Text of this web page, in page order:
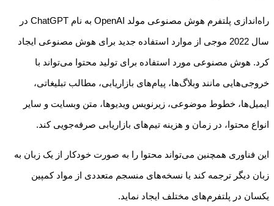
راه‌اندازی پلتفرم هوش مصنوعی مولد OpenAI به نام ChatGPT در
سال 2022 موجی از موارد استفاده جدید برای هوش مصنوعی ایجاد
کرد. هوش مصنوعی مورد استفاده برای تولید محتوا می‌تواند با
خروجی‌هایی مانند وبلاگ‌ها، پیام‌های بازاریابی، مطالب تبلیغاتی،
ایمیل‌ها، خطوط موضوعی، زیرنویس ویدیوها، متن وبسایت و سایر
انواع محتوا، در زمان و هزینه تیم‌های بازاریابی صرفه‌جویی کند.
این فناوری همچنین می‌تواند محتوا را به صورت خودکار از یک زبان به
زبان دیگر ترجمه کند یا نسخه‌های منسجم متعددی از مواد کمپین
یکسان در پلتفرم‌های مختلف ایجاد نماید.